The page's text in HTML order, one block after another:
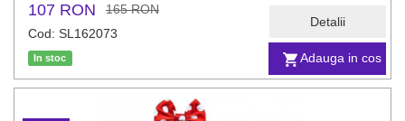
Adauga in cos
Detalii
107 RON
165 RON
Cod: SL162073
In stoc